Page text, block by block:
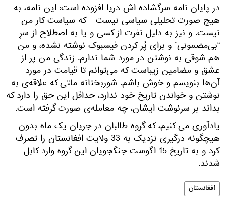
در پایان نامه سرگشاده اش دریا افزوده است: این نامه، به
هیچ صورت تحلیلی سیاسی نیست - که سیاست کار من
نیست. ‌و نیز به دلیل نفرت از کسی و یا به اصطلاح از سرِ
“بی‌مضمونی” و برای پُر کردن فیسبوک نوشته نشده، و من
هم شوقی به نوشتن در مورد شما ندارم. زندگی من پر از
عشق و مضامین زیباست که می‌توانم تا قیامت در مورد
آن‌ها بنویسم و خوش باشم. شوربختانه ملتی که علاقه‌ی به
نوشتن و خواندن تاریخ خود ندارد، حداقل این حق را دارد که
بداند بر سرنوشت ایشان، چه معامله‌ی صورت گرفته است.
یادآوری می کنیم، که گروه طالبان در جریان یک ماه بدون
هیچگونه درگیری نزدیک به 33 ولایت افغانستان را تصرف
کرد و به تاریخ 15 اگوست جنگجویان این گروه وارد کابل
شدند.
افغانستان